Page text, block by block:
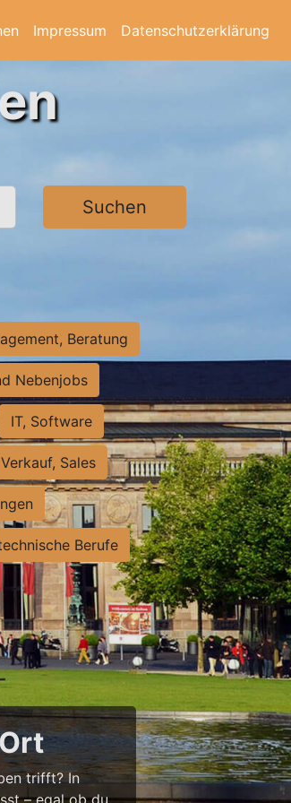
Impressum Datenschutzerklärung
Suchen
Beratung
Nebenjobs
IT, Software
Sales
Berufe
trifft? In